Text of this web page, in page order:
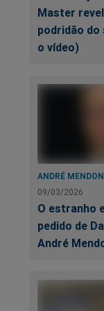
Master
podridão do
o vídeo)
ANDRÉ
09/03/2026
O estranho
pedido de
André